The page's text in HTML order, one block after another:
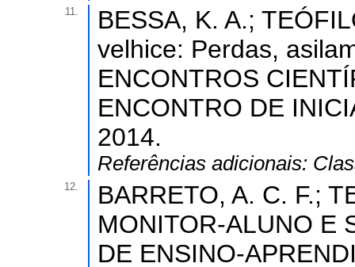
11.
BESSA, K. A.;
velhice: Perdas,
ENCONTROS
ENCONTRO DE
2014.
Referências adicionais:
12.
BARRETO, A. C. F.;
MONITOR-ALUNO E
DE ENSINO-